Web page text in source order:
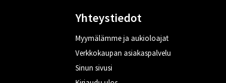
Yhteystiedot
Myymälämme ja aukioloajat
Verkkokaupan asiakaspalvelu
Sinun sivusi